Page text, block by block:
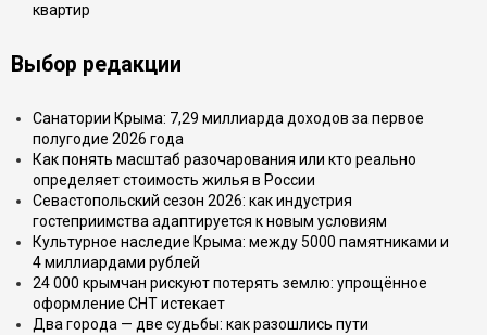
квартир
Выбор редакции
Санатории Крыма: 7,29 миллиарда доходов за первое
полугодие 2026 года
Как понять масштаб разочарования или кто реально
определяет стоимость жилья в России
Севастопольский сезон 2026: как индустрия
гостеприимства адаптируется к новым условиям
Культурное наследие Крыма: между 5000 памятниками и
4 миллиардами рублей
24 000 крымчан рискуют потерять землю: упрощённое
оформление СНТ истекает
Два города — две судьбы: как разошлись пути